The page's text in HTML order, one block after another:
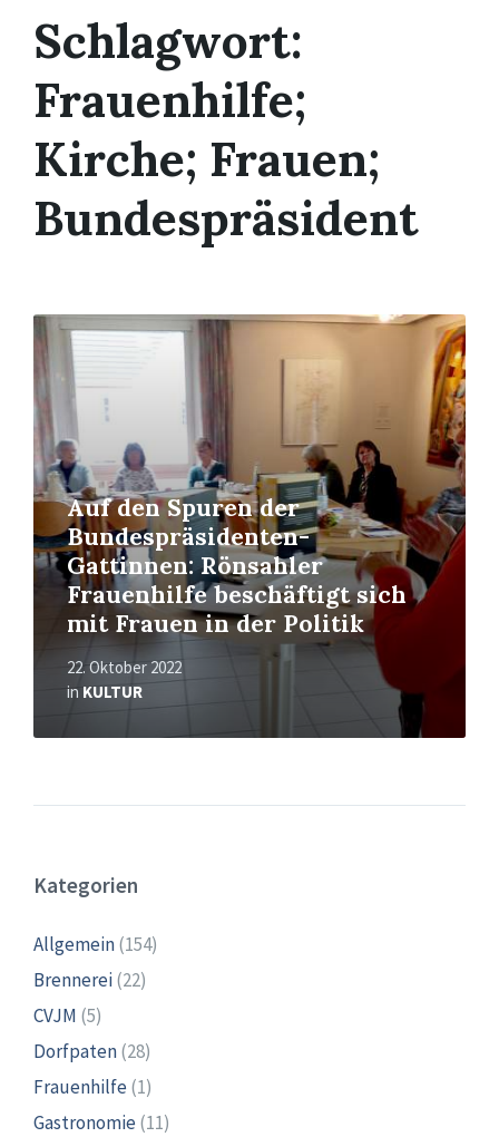
Schlagwort:
Frauenhilfe;
Kirche; Frauen;
Bundespräsident
Auf den Spuren der
Bundespräsidenten-
Gattinnen: Rönsahler
Frauenhilfe beschäftigt sich
mit Frauen in der Politik
22. Oktober 2022
in KULTUR
Mehr
erfahren
Kategorien
Allgemein(154)
Brennerei(22)
CVJM (5)
Dorfpaten(28)
Frauenhilfe(1)
Gastronomie(11)